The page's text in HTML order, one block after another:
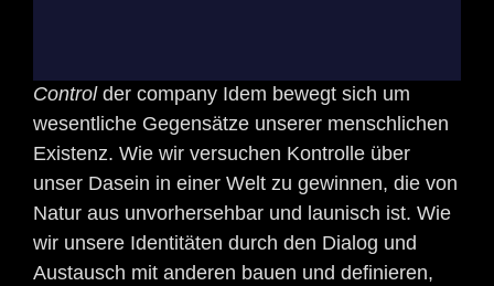
Controlder company Idem bewegt sich um
wesentliche Gegensätze unserer menschlichen
Existenz. Wie wir versuchen Kontrolle über
unser Dasein in einer Welt zu gewinnen, die von
Natur aus unvorhersehbar und launisch ist. Wie
wir unsere Identitäten durch den Dialog und
Austausch mit anderen bauen und definieren,